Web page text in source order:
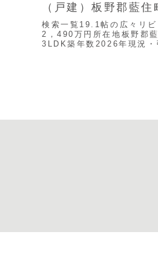
（戸建）板野郡藍住
検索一覧19.1帖の広々リ
2，490万円所在地板野郡
3LDK築年数2026年現況・